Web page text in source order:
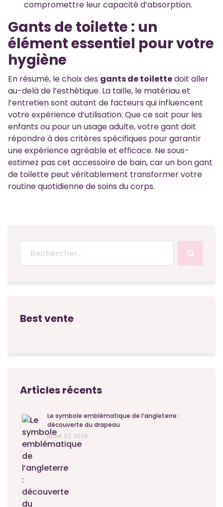
compromettre leur capacité d’absorption.
Gants de toilette : un
élément essentiel pour votre
hygiène
En résumé, le choix des gants de toilettedoit aller
au-delà de l’esthétique. La taille, le matériau et
l’entretien sont autant de facteurs qui influencent
votre expérience d’utilisation. Que ce soit pour les
enfants ou pour un usage adulte, votre gant doit
répondre à des critères spécifiques pour garantir
une expérience agréable et efficace. Ne sous-
estimez pas cet accessoire de bain, car un bon gant
de toilette peut véritablement transformer votre
routine quotidienne de soins du corps.
pour :
Best vente
Articles récents
Le symbole emblématique de l’angleterre :
découverte du drapeau
juillet 23, 2026